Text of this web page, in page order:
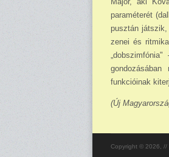
paraméterét
pusztán
zenei és
funkcióinak
(Új
Copyright © 2026, //